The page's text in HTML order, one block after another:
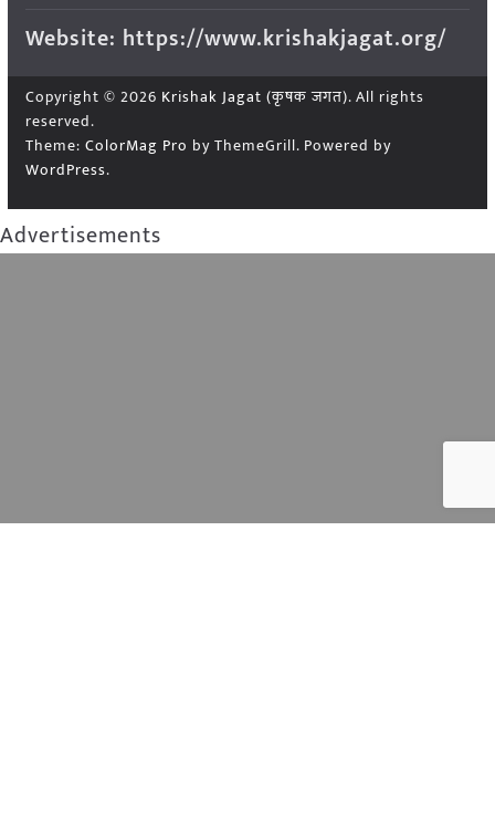
Website: https://www.krishakjagat.org/
Copyright © 2026 Krishak Jagat (कृषक जगत). All rights
reserved.
Theme: ColorMag Pro by ThemeGrill. Powered by
WordPress.
Advertisements